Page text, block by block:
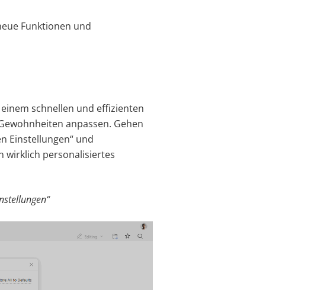
Funktionen und
schnellen und effizienten
anpassen. Gehen
Einstellungen“ und
wirklich personalisiertes